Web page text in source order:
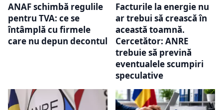
ANAF schimbă regulile
pentru TVA: ce se
întâmplă cu firmele
care nu depun decontul
Facturile la energie nu
ar trebui să crească în
această toamnă.
Cercetător: ANRE
trebuie să prevină
eventualele scumpiri
speculative